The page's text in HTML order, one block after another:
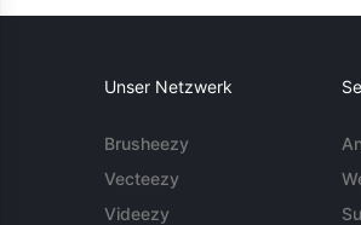
Unser Netzwerk
Brusheezy
Vecteezy
Videezy